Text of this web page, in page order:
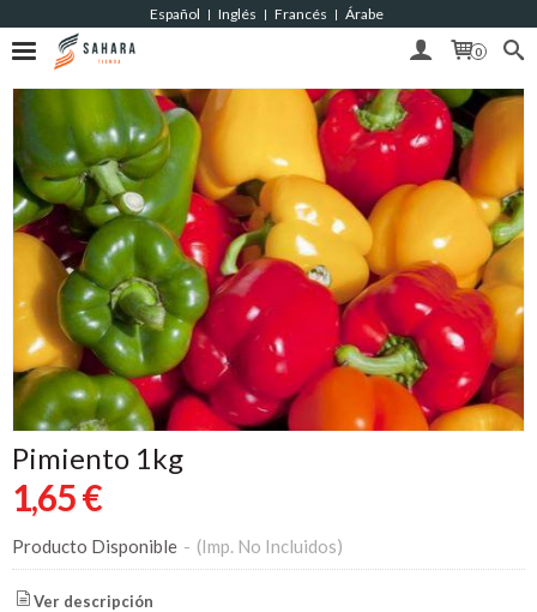
Español | Inglés | Francés | Árabe
0
Pimiento 1kg
1,65 €
Producto Disponible - (Imp. No Incluidos)
Ver descripción